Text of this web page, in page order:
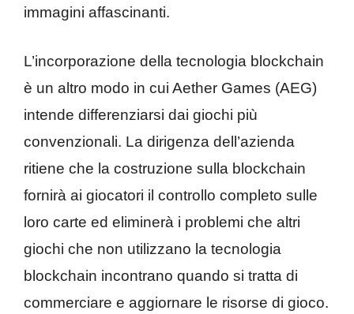
immagini affascinanti.
L’incorporazione della tecnologia blockchain
è un altro modo in cui Aether Games (AEG)
intende differenziarsi dai giochi più
convenzionali. La dirigenza dell’azienda
ritiene che la costruzione sulla blockchain
fornirà ai giocatori il controllo completo sulle
loro carte ed eliminerà i problemi che altri
giochi che non utilizzano la tecnologia
blockchain incontrano quando si tratta di
commerciare e aggiornare le risorse di gioco.